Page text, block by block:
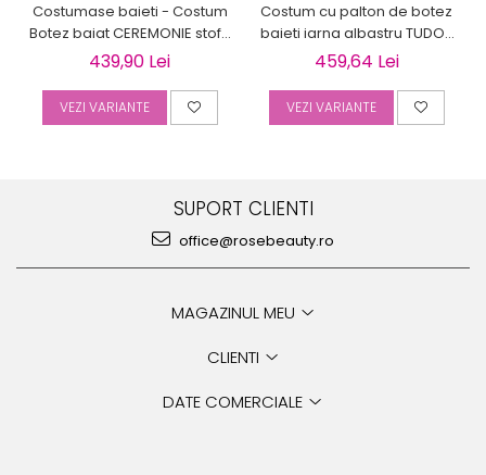
Costumase baieti - Costum
Botez baiat CEREMONIE stofa
albastra, 6 piese
439,90 Lei
VEZI VARIANTE
Costum cu palton de botez
baieti iarna albastru TUDOR
cu cojocel 4 piese
459,64 Lei
VEZI VARIANTE
SUPORT CLIENTI
office@rosebeauty.ro
MAGAZINUL MEU
CLIENTI
DATE COMERCIALE